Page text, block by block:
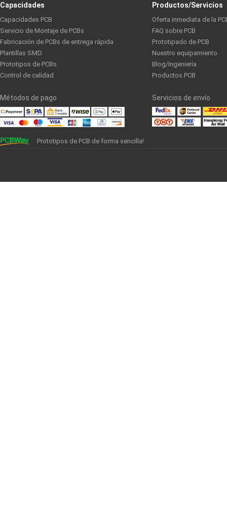
Capacidades
Capacidades PCB
Servicio de Montaje de PCBs
Fabricación de PCBs de entrega rápida
Plantillas SMD
Prototipos de PCBs
Control de calidad
Productos/Servicios
Oferta inmediata de la
FAQ sobre PCB
Prototipado de PCB
Nuestro equipamiento
Blog/Ingeniería
Productos PCB
Métodos de pago Servicios de envío
Prototipos de PCB de forma sencilla!